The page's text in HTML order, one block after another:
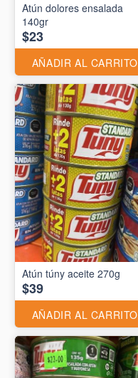
Atún dolores ensalada
140gr
$23
AÑADIR AL CARRITO
Atún túny aceite 270g
$39
AÑADIR AL CARRITO